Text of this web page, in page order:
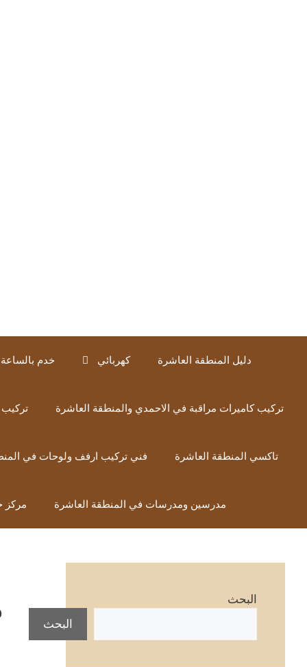
دليل المنطقة العاشرة كهربائي خدم
تركيب كاميرات مراقبة في الاحمدي والمنطقة العاشرة
تاكسي المنطقة العاشرة فني تركيب ارفف ولوحات في
مدرسين ومدرسات في المنطقة العاشرة مركز
البحث
البحث